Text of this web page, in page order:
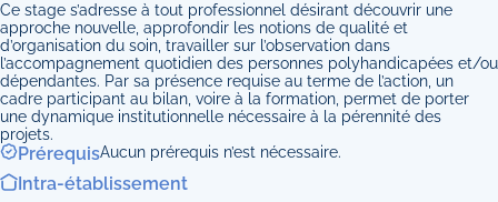
Ce stage s’adresse à tout professionnel désirant découvrir une
approche nouvelle, approfondir les notions de qualité et
d’organisation du soin, travailler sur l’observation dans
l’accompagnement quotidien des personnes polyhandicapées et/ou
dépendantes. Par sa présence requise au terme de l’action, un
cadre participant au bilan, voire à la formation, permet de porter
une dynamique institutionnelle nécessaire à la pérennité des
projets.
PrérequisAucun prérequis n’est nécessaire.
Intra-établissement